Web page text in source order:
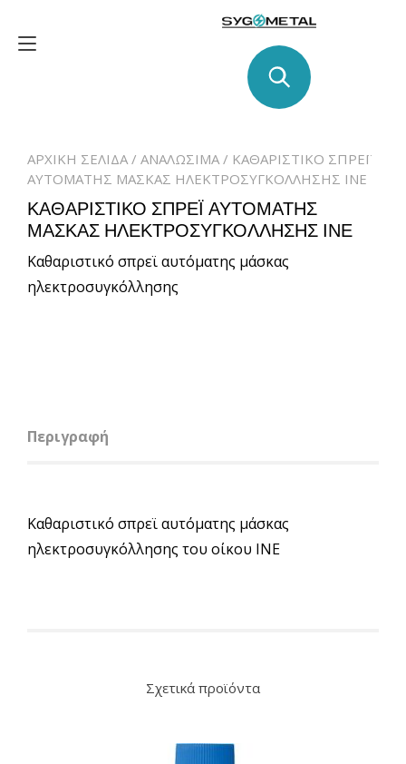
contentToggle
ΑΡΧΙΚΉ ΣΕΛΊΔΑ/ ΑΝΑΛΩΣΙΜΑ/ ΚΑΘΑΡΙΣΤΙΚΟ ΣΠΡΕΪ
ΑΥΤΟΜΑΤΗΣ ΜΑΣΚΑΣ ΗΛΕΚΤΡΟΣΥΓΚΟΛΛΗΣΗΣ ΙΝΕ
ΚΑΘΑΡΙΣΤΙΚΟ ΣΠΡΕΪ ΑΥΤΟΜΑΤΗΣ
ΜΑΣΚΑΣ ΗΛΕΚΤΡΟΣΥΓΚΟΛΛΗΣΗΣ ΙΝΕ
Καθαριστικό σπρεϊ αυτόματης μάσκας
ηλεκτροσυγκόλλησης
Περιγραφή
Καθαριστικό σπρεϊ αυτόματης μάσκας
ηλεκτροσυγκόλλησης του οίκου ΙΝΕ
Σχετικά προϊόντα